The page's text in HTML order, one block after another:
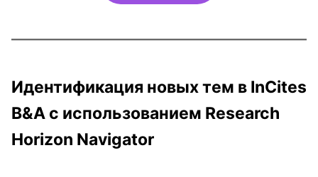
Идентификация новых тем в InCites
B&A с использованием Research
Horizon Navigator